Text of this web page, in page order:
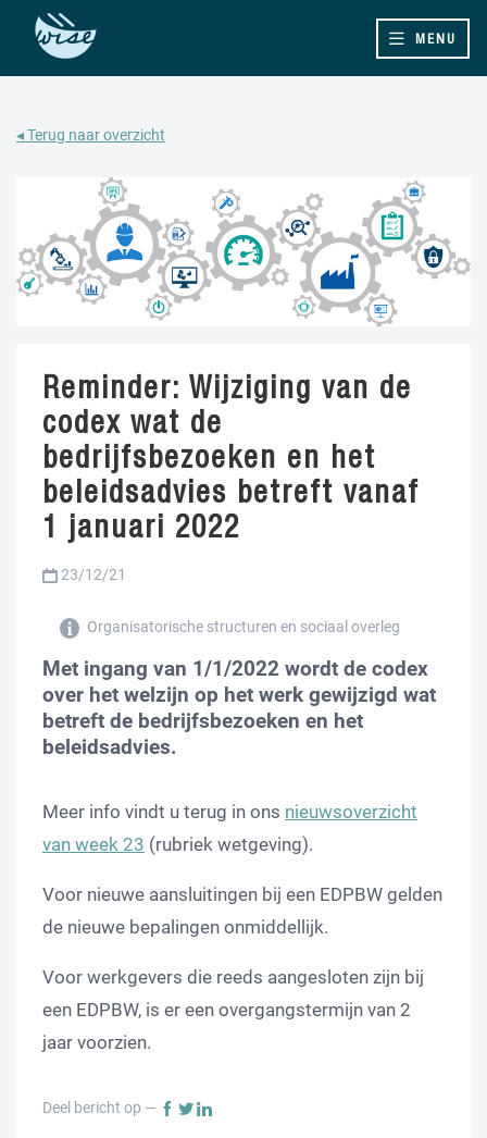
MENU
◂ Terug naar overzicht
Reminder: Wijziging van de
codex wat de
bedrijfsbezoeken en het
beleidsadvies betreft vanaf
1 januari 2022
23/12/21
Organisatorische structuren en sociaal overleg
Met ingang van 1/1/2022 wordt de codex
over het welzijn op het werk gewijzigd wat
betreft de bedrijfsbezoeken en het
beleidsadvies.
Meer info vindt u terug in ons nieuwsoverzicht
van week 23 (rubriek wetgeving).
Voor nieuwe aansluitingen bij een EDPBW gelden
de nieuwe bepalingen onmiddellijk.
Voor werkgevers die reeds aangesloten zijn bij
een EDPBW, is er een overgangstermijn van 2
jaar voorzien.
Deel bericht op —